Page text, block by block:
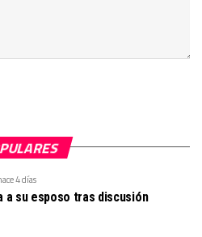
4 días
a su esposo tras discusión